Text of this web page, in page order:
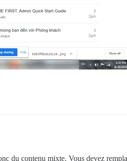
du contenu mixte. Vous devez